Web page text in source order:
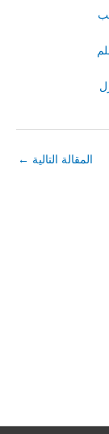
المقالة التالية ←